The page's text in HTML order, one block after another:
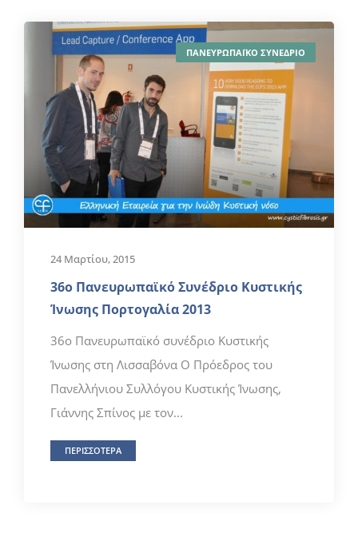
ΠΑΝΕΥΡΩΠΑΪΚΟ ΣΥΝΕΔΡΙΟ
24 Μαρτίου, 2015
36ο Πανευρωπαϊκό Συνέδριο Κυστικής
Ίνωσης Πορτογαλία 2013
36ο Πανευρωπαϊκό συνέδριο Κυστικής
Ίνωσης στη Λισσαβόνα Ο Πρόεδρος του
Πανελλήνιου Συλλόγου Κυστικής Ίνωσης,
Γιάννης Σπίνος με τον...
ΠΕΡΙΣΣΟΤΕΡΑ